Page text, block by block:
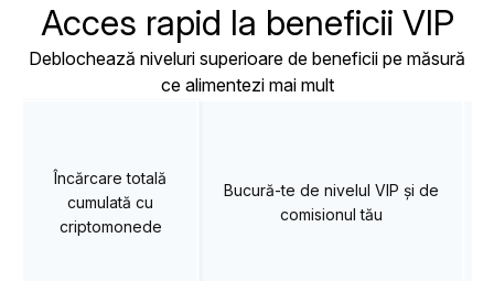
Acces rapid la beneficii VIP
Deblochează niveluri superioare de beneficii pe măsură
ce alimentezi mai mult
Încărcare totală
cumulată cu
criptomonede
Bucură-te de nivelul VIP și de
comisionul tău